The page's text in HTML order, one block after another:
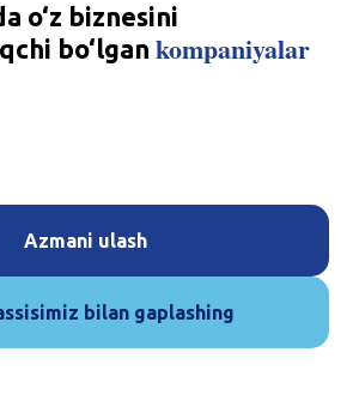
o‘z biznesini
bo‘lgan kompaniyalar
Azmani ulash
bilan gaplashing